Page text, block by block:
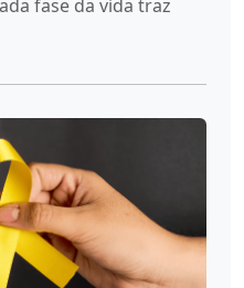
fase da vida traz